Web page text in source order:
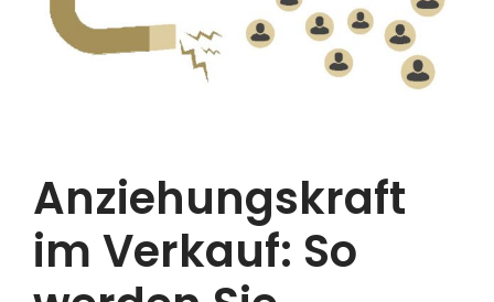
Anziehungskraft
im Verkauf: So